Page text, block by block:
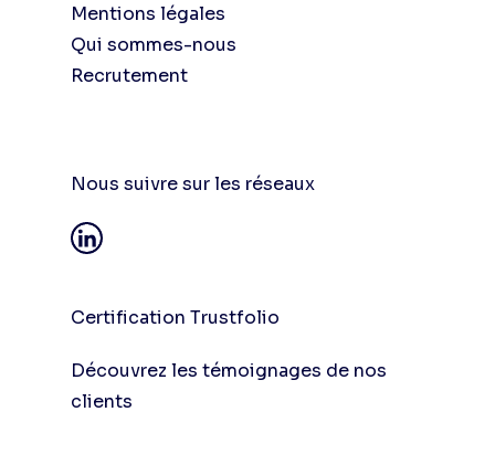
Mentions légales
Qui sommes-nous
Recrutement
Nous suivre sur les réseaux
Certification Trustfolio
Découvrez les témoignages de nos
clients